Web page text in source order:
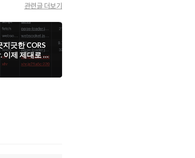
관련글 더보기
지긋한 CORS
이제 제대로 공
부해보자.